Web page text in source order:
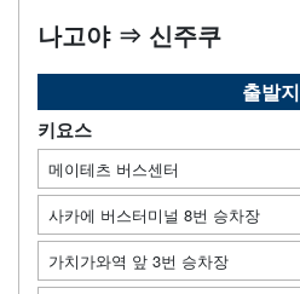
나고야 ⇒ 신주쿠
출발지
키요스
메이테츠 버스센터
사카에 버스터미널 8번 승차장
가치가와역 앞 3번 승차장